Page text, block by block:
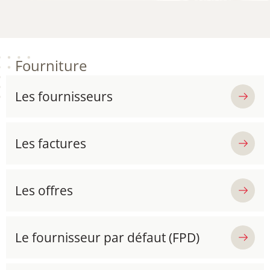
Fourniture
Les fournisseurs
Les factures
Les offres
Le fournisseur par défaut (FPD)